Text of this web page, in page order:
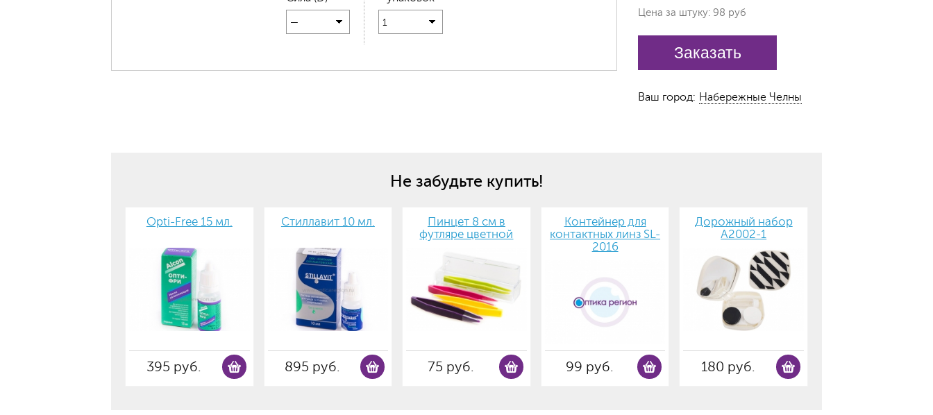
— 1
Цена за штуку: 98 руб
Заказать
Ваш город: Набережные Челны
Не забудьте купить!
Opti-Free 15 мл.
395 руб.
Стиллавит 10 мл.
895 руб.
Пинцет 8 см в
футляре цветной
75 руб.
Контейнер для
контактных линз SL-
2016
99 руб.
Дорожный набор
А2002-1
180 руб.